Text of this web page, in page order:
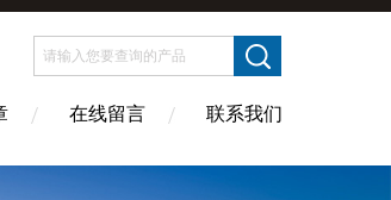
在线留言 联系我们